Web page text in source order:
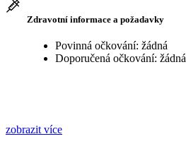
Zdravotní informace a požadavky
Povinná očkování: žádná
Doporučená očkování: žádná
zobrazit více